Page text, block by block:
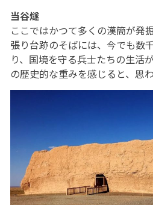
当谷燧
ここではかつて多くの漢簡が発
張り台跡のそばには、今でも数
り、国境を守る兵士たちの生活
の歴史的な重みを感じると、思